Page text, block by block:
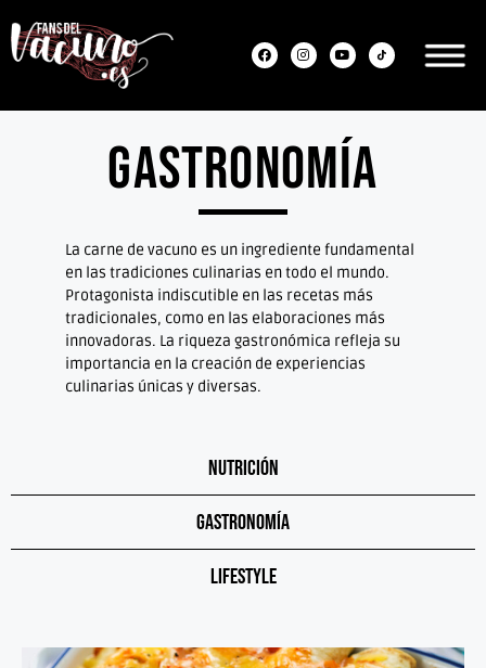
Gastronomía
La carne de vacuno es un ingrediente fundamental
en las tradiciones culinarias en todo el mundo.
Protagonista indiscutible en las recetas más
tradicionales, como en las elaboraciones más
innovadoras. La riqueza gastronómica refleja su
importancia en la creación de experiencias
culinarias únicas y diversas.
Nutrición
Gastronomía
Lifestyle